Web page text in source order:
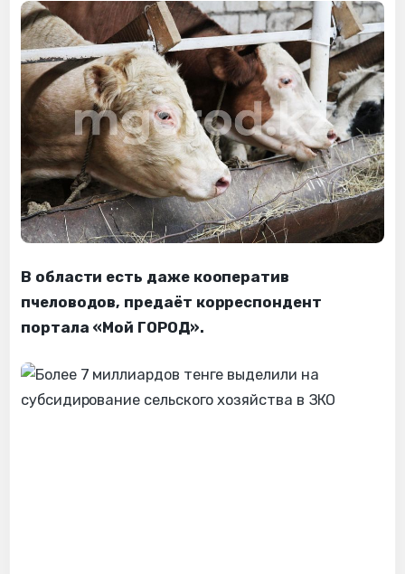
В области есть даже кооператив
пчеловодов, предаёт корреспондент
портала «Мой ГОРОД».